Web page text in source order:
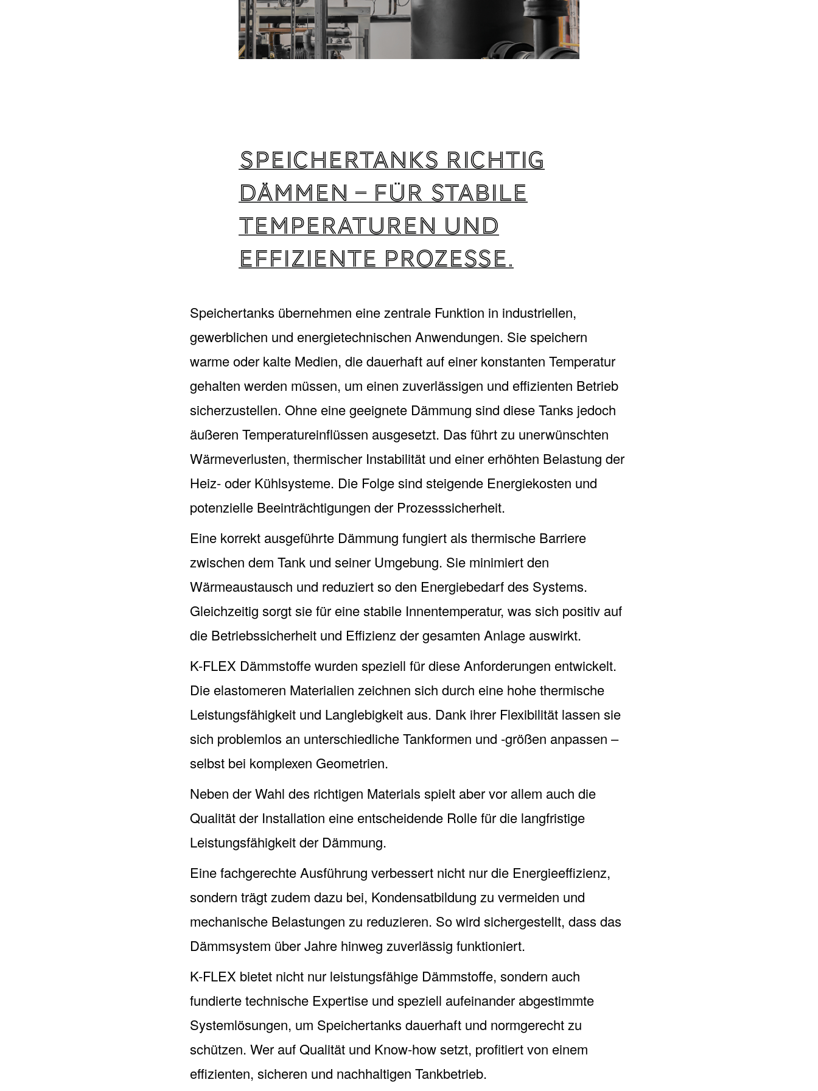
Speichertanks richtig
dämmen – für stabile
Temperaturen und
effiziente Prozesse.
Speichertanks übernehmen eine zentrale Funktion in industriellen,
gewerblichen und energietechnischen Anwendungen. Sie speichern
warme oder kalte Medien, die dauerhaft auf einer konstanten Temperatur
gehalten werden müssen, um einen zuverlässigen und effizienten Betrieb
sicherzustellen. Ohne eine geeignete Dämmung sind diese Tanks jedoch
äußeren Temperatureinflüssen ausgesetzt. Das führt zu unerwünschten
Wärmeverlusten, thermischer Instabilität und einer erhöhten Belastung der
Heiz- oder Kühlsysteme. Die Folge sind steigende Energiekosten und
potenzielle Beeinträchtigungen der Prozesssicherheit.
Eine korrekt ausgeführte Dämmung fungiert als thermische Barriere
zwischen dem Tank und seiner Umgebung. Sie minimiert den
Wärmeaustausch und reduziert so den Energiebedarf des Systems.
Gleichzeitig sorgt sie für eine stabile Innentemperatur, was sich positiv auf
die Betriebssicherheit und Effizienz der gesamten Anlage auswirkt.
K-FLEX Dämmstoffe wurden speziell für diese Anforderungen entwickelt.
Die elastomeren Materialien zeichnen sich durch eine hohe thermische
Leistungsfähigkeit und Langlebigkeit aus. Dank ihrer Flexibilität lassen sie
sich problemlos an unterschiedliche Tankformen und -größen anpassen –
selbst bei komplexen Geometrien.
Neben der Wahl des richtigen Materials spielt aber vor allem auch die
Qualität der Installation eine entscheidende Rolle für die langfristige
Leistungsfähigkeit der Dämmung.
Eine fachgerechte Ausführung verbessert nicht nur die Energieeffizienz,
sondern trägt zudem dazu bei, Kondensatbildung zu vermeiden und
mechanische Belastungen zu reduzieren. So wird sichergestellt, dass das
Dämmsystem über Jahre hinweg zuverlässig funktioniert.
K-FLEX bietet nicht nur leistungsfähige Dämmstoffe, sondern auch
fundierte technische Expertise und speziell aufeinander abgestimmte
Systemlösungen, um Speichertanks dauerhaft und normgerecht zu
schützen. Wer auf Qualität und Know-how setzt, profitiert von einem
effizienten, sicheren und nachhaltigen Tankbetrieb.